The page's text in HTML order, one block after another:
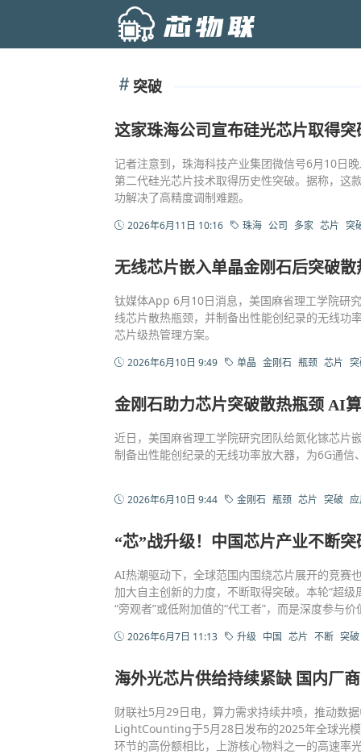
突破
这家珠海公司宣布硅光芯片取得
记者注意到，珠海科技产业集团微信号6月10日
第二代硅光芯片技术取得历史性突破。据称，这
功解决了高精度调制难题。
2026年6月11日 10:16 珠海 公司 多家 芯片 突
无线芯片嵌入单晶金刚石后突破散
钛媒体App 6月10日消息，美国麻省理工学院研
线芯片散热瓶颈，并制备出性能创纪录的无线功
芯片级热管理方案。
2026年6月10日 9:49 单晶 金刚石 瓶颈 芯片
金刚石助力芯片突破散热瓶颈 AI
近日，美国麻省理工学院研究团队给氮化镓芯片
制备出性能创纪录的无线功率放大器，为6G通
2026年6月10日 9:44 金刚石 瓶颈 芯片 突破
“芯”战升级！中国芯片产业不断突
AI热潮驱动下，全球范围内围绕芯片展开的竞赛
加大自主创新的力度，不断取得突破。本轮“超
“旁观者”或低附加值的“代工者”，而是深度参与价
2026年6月7日 11:13 升级 中国 芯片 不断 突破
海外光芯片供给持续紧缺 国内厂
财联社5月29日电，算力需求持续井喷，推动数
LightCounting于5月28日发布的2025年全球光
环节的高份额相比，上游核心物料之一的高速率